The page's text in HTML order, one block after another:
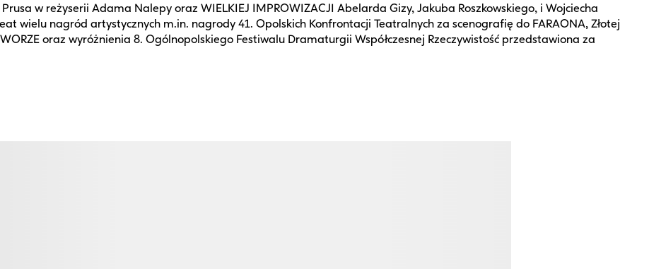
w reżyserii Adama Nalepy oraz WIELKIEJ IMPROWIZACJI Abelarda Gizy, Jakuba Roszkowskiego, i Wojciecha
wielu nagród artystycznych m.in. nagrody 41. Opolskich Konfrontacji Teatralnych za scenografię do FARAONA, Złotej
oraz wyróżnienia 8. Ogólnopolskiego Festiwalu Dramaturgii Współczesnej Rzeczywistość przedstawiona za